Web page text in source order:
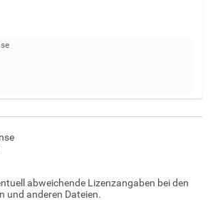
abweichende Lizenzangaben bei den
und anderen Dateien.